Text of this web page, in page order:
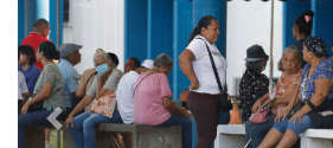
Previous